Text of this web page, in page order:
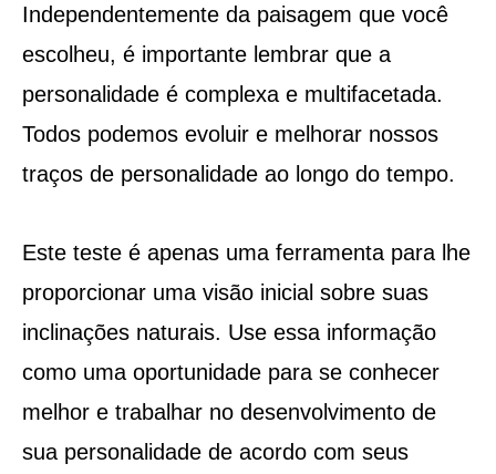
Independentemente da paisagem que você
escolheu, é importante lembrar que a
personalidade é complexa e multifacetada.
Todos podemos evoluir e melhorar nossos
traços de personalidade ao longo do tempo.
Este teste é apenas uma ferramenta para lhe
proporcionar uma visão inicial sobre suas
inclinações naturais. Use essa informação
como uma oportunidade para se conhecer
melhor e trabalhar no desenvolvimento de
sua personalidade de acordo com seus